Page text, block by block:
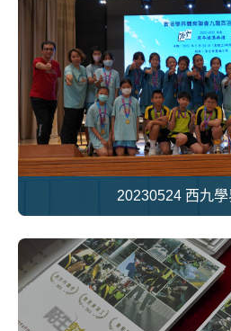
20230524 西九